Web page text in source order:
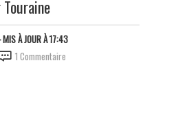
À JOUR À 17:43
1 Commentaire